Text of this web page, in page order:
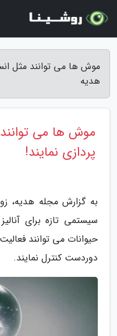
موش ها می توانند مثل
هدیه
موش ها می
پردازی نمایند!
به گزارش مجله هدیه،
سیستمی تازه برای
حیوانات می توانند
دوردست کنترل نمایند.